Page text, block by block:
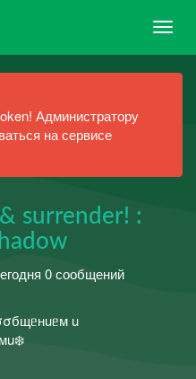
Администратору
на сервисе
& surrender! :
0 сообщений
u